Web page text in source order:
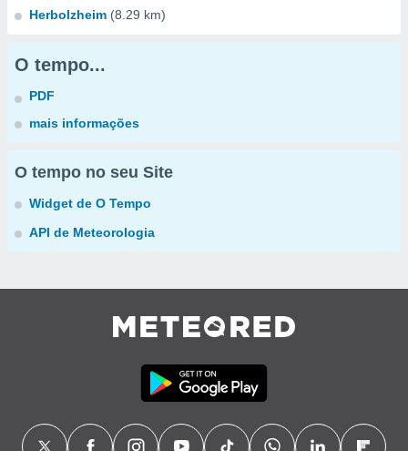
Herbolzheim (8.29 km)
O tempo...
PDF
mais informações
O tempo no seu Site
Widget de O Tempo
API de Meteorologia